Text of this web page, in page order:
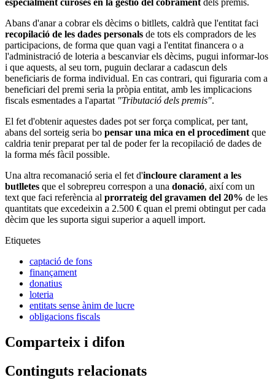
Abans d'anar a cobrar els dècims o bitllets, caldrà que l'entitat faci
recopilació de les dades personals de tots els compradors de les
participacions, de forma que quan vagi a l'entitat financera o a
l'administració de loteria a bescanviar els dècims, pugui informar-los
i que aquests, al seu torn, puguin declarar a cadascun dels
beneficiaris de forma individual. En cas contrari, qui figuraria com a
beneficiari del premi seria la pròpia entitat, amb les implicacions
fiscals esmentades a l'apartat "Tributació dels premis".
El fet d'obtenir aquestes dades pot ser força complicat, per tant,
abans del sorteig seria bo pensar una mica en el procediment que
caldria tenir preparat per tal de poder fer la recopilació de dades de
la forma més fàcil possible.
Una altra recomanació seria el fet d'incloure clarament a les
butlletes que el sobrepreu correspon a una donació, així com un
text que faci referència al prorrateig del gravamen del 20% de les
quantitats que excedeixin a 2.500 € quan el premi obtingut per cada
dècim que les suporta sigui superior a aquell import.
Etiquetes
captació de fons
finançament
donatius
loteria
entitats sense ànim de lucre
obligacions fiscals
Comparteix i difon
Continguts relacionats